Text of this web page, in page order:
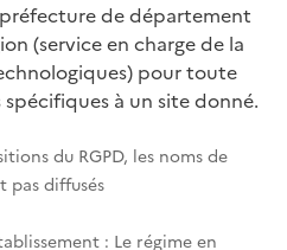
de département
(service en charge de la
pour toute
à un site donné.
du RGPD, les noms de
pas diffusés
: Le régime en